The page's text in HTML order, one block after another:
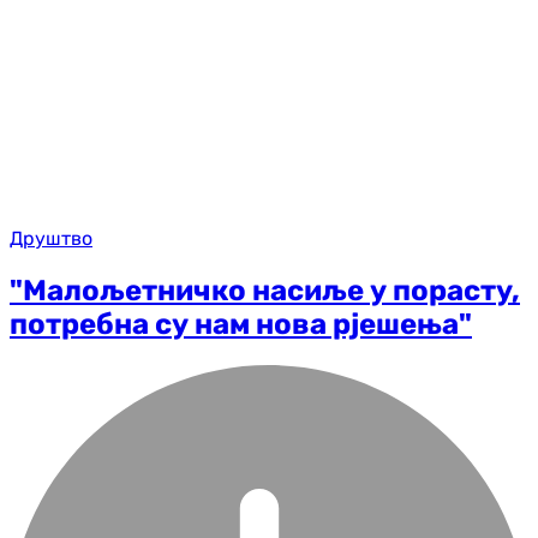
Друштво
"Малољетничко насиље у порасту,
потребна су нам нова рјешења"